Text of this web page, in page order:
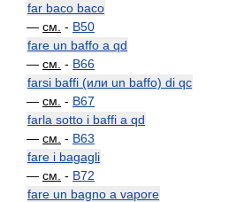
far baco baco
— см. - B50
fare un baffo a qd
— см. - B66
farsi baffi (или un baffo) di qc
— см. - B67
farla sotto i baffi a qd
— см. - B63
fare i bagagli
— см. - B72
fare un bagno a vapore